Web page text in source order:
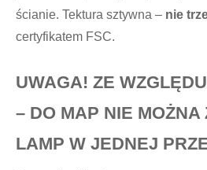
ścianie. Tektura sztywna – nie
certyfikatem FSC.
UWAGA! ZE
– DO MAP NIE MOŻNA
LAMP W JEDNEJ